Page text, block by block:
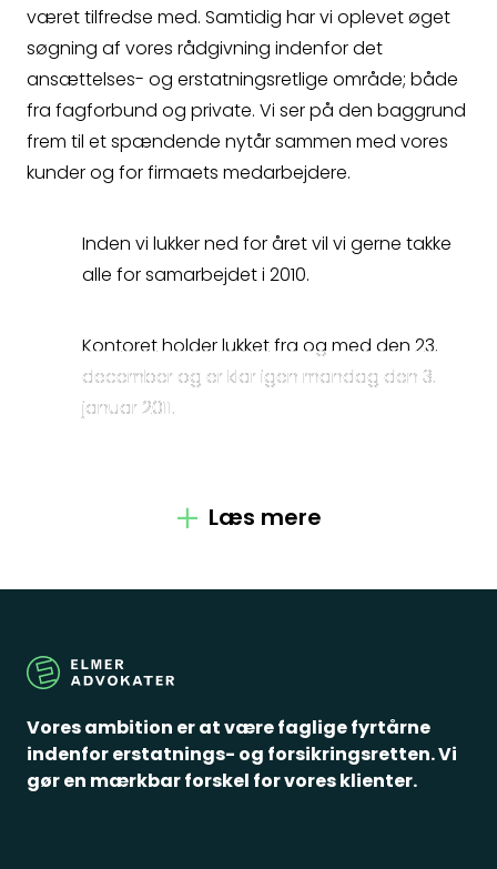
Spørgsmål
Erstatningsopgørelse
Kontakt
Kontakt
været tilfredse med. Samtidig har vi oplevet øget
søgning af vores rådgivning indenfor det
ansættelses- og erstatningsretlige område; både
fra fagforbund og private. Vi ser på den baggrund
frem til et spændende nytår sammen med vores
kunder og for firmaets medarbejdere.
Inden vi lukker ned for året vil vi gerne takke
alle for samarbejdet i 2010.
Kontoret holder lukket fra og med den 23.
december og er klar igen mandag den 3.
januar 2011.
Læs mere
Vores ambition er at være faglige fyrtårne
indenfor erstatnings- og forsikringsretten. Vi
gør en mærkbar forskel for vores klienter.